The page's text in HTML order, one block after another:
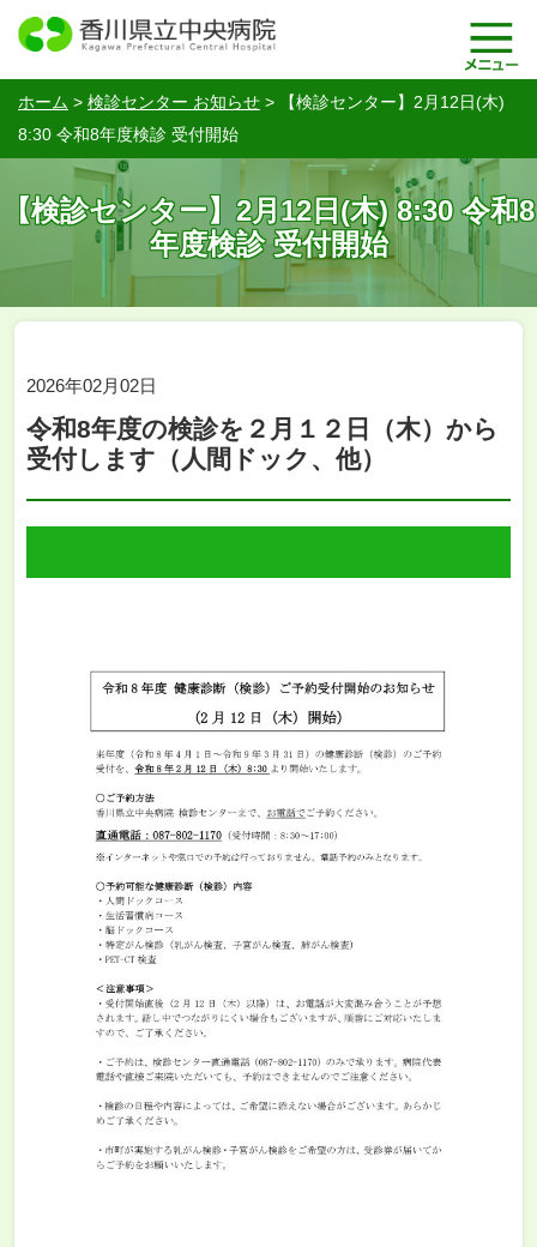
ホーム > 検診センター お知らせ >
【検診センター】2月12日(木)
8:30 令和8年度検診 受付開始
【検診センター】2月12日(木) 8:30 令和8
年度検診 受付開始
2026年02月02日
令和8年度の検診を２月１２日（木）から
受付します（人間ドック、他）